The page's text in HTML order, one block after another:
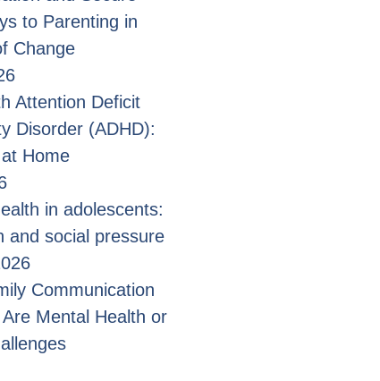
to Parenting in
Change
Attention Deficit
Disorder (ADHD):
Home
in adolescents:
and social pressure
Communication
Mental Health or